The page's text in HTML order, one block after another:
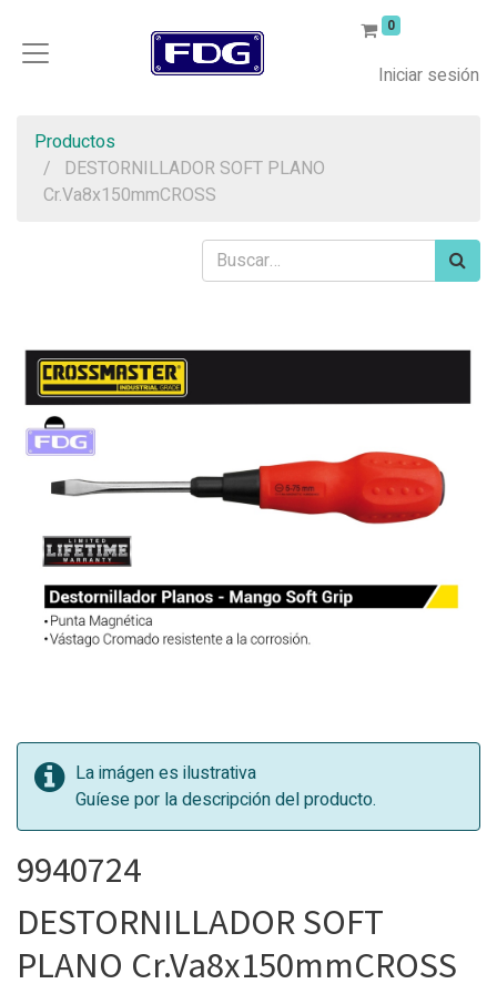
0
Iniciar sesión
Productos
DESTORNILLADOR SOFT PLANO
Cr.Va8x150mmCROSS
La imágen es ilustrativa
Guíese por la descripción del producto.
9940724
DESTORNILLADOR SOFT
PLANO Cr.Va8x150mmCROSS